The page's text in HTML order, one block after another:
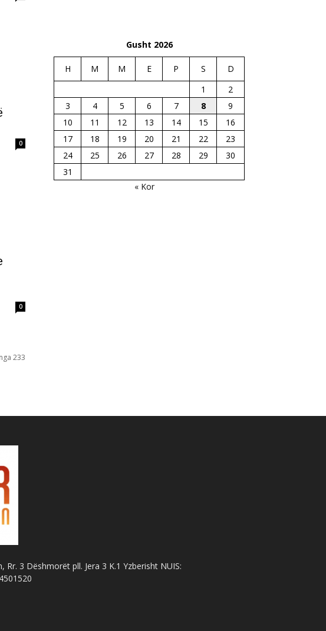
0
0
233
Gusht 2026
H M M E P S
D
1
2
3
4 5 6 7 8
9
10
11 12 13 14 15
16
17
18 19 20 21 22
23
24
25 26 27 28 29
30
31
« Kor
3 Dëshmorët pll. Jera 3 K.1 Yzberisht NUIS: